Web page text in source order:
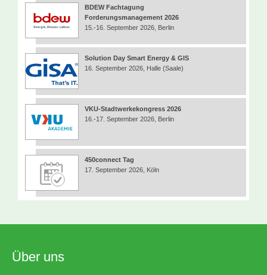
BDEW Fachtagung
Forderungsmanagement 2026
15.-16. September 2026, Berlin
Solution Day Smart Energy & GIS
16. September 2026, Halle (Saale)
VKU-Stadtwerkekongress 2026
16.-17. September 2026, Berlin
450connect Tag
17. September 2026, Köln
Über uns